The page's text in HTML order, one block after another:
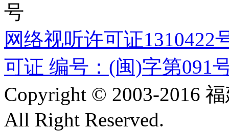
号
网络视听许可证1310422
可证 编号：(闽)字第091
Copyright © 2003-2016
All Right Reserved.